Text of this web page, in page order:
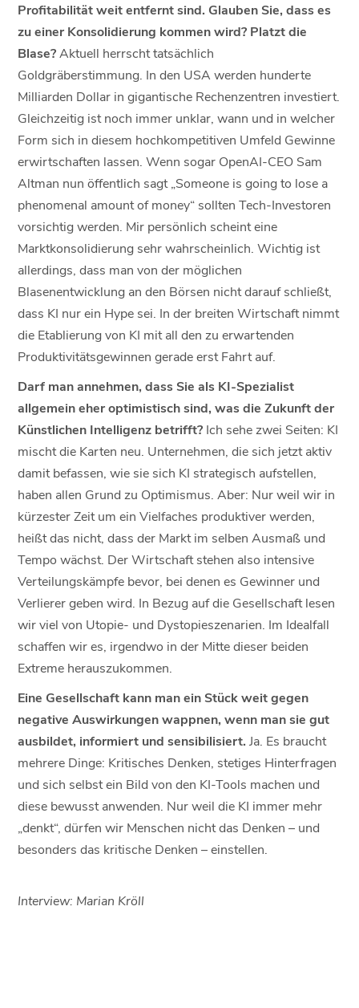
Profitabilität weit entfernt sind. Glauben Sie, dass es
zu einer Konsolidierung kommen wird? Platzt die
Blase? Aktuell herrscht tatsächlich
Goldgräberstimmung. In den USA werden hunderte
Milliarden Dollar in gigantische Rechenzentren investiert.
Gleichzeitig ist noch immer unklar, wann und in welcher
Form sich in diesem hochkompetitiven Umfeld Gewinne
erwirtschaften lassen. Wenn sogar OpenAI-CEO Sam
Altman nun öffentlich sagt „Someone is going to lose a
phenomenal amount of money“ sollten Tech-Investoren
vorsichtig werden. Mir persönlich scheint eine
Marktkonsolidierung sehr wahrscheinlich. Wichtig ist
allerdings, dass man von der möglichen
Blasenentwicklung an den Börsen nicht darauf schließt,
dass KI nur ein Hype sei. In der breiten Wirtschaft nimmt
die Etablierung von KI mit all den zu erwartenden
Produktivitätsgewinnen gerade erst Fahrt auf.
Darf man annehmen, dass Sie als KI-Spezialist
allgemein eher optimistisch sind, was die Zukunft der
Künstlichen Intelligenz betrifft? Ich sehe zwei Seiten: KI
mischt die Karten neu. Unternehmen, die sich jetzt aktiv
damit befassen, wie sie sich KI strategisch aufstellen,
haben allen Grund zu Optimismus. Aber: Nur weil wir in
kürzester Zeit um ein Vielfaches produktiver werden,
heißt das nicht, dass der Markt im selben Ausmaß und
Tempo wächst. Der Wirtschaft stehen also intensive
Verteilungskämpfe bevor, bei denen es Gewinner und
Verlierer geben wird. In Bezug auf die Gesellschaft lesen
wir viel von Utopie- und Dystopieszenarien. Im Idealfall
schaffen wir es, irgendwo in der Mitte dieser beiden
Extreme herauszukommen.
Eine Gesellschaft kann man ein Stück weit gegen
negative Auswirkungen wappnen, wenn man sie gut
ausbildet, informiert und sensibilisiert. Ja. Es braucht
mehrere Dinge: Kritisches Denken, stetiges Hinterfragen
und sich selbst ein Bild von den KI-Tools machen und
diese bewusst anwenden. Nur weil die KI immer mehr
„denkt“, dürfen wir Menschen nicht das Denken – und
besonders das kritische Denken – einstellen.
Interview: Marian Kröll